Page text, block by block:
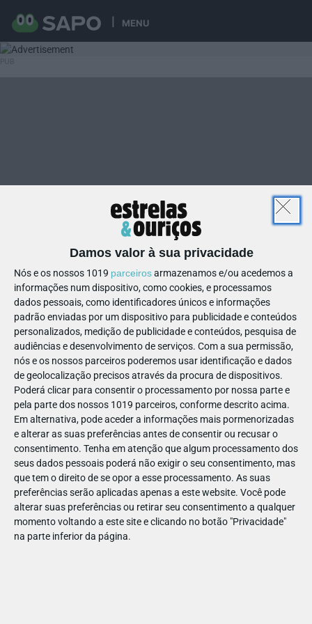
MENU
Damos valor à sua privacidade
Nós e os nossos 1019 parceirosarmazenamos e/ou acedemos a
informações num dispositivo, como cookies, e processamos
dados pessoais, como identificadores únicos e informações
padrão enviadas por um dispositivo para publicidade e conteúdos
personalizados, medição de publicidade e conteúdos, pesquisa de
audiências e desenvolvimento de serviços. Com a sua permissão,
nós e os nossos parceiros poderemos usar identificação e dados
de geolocalização precisos através da procura de dispositivos.
Poderá clicar para consentir o processamento por nossa parte e
pela parte dos nossos 1019 parceiros, conforme descrito acima.
Em alternativa, pode aceder a informações mais pormenorizadas
e alterar as suas preferências antes de consentir ou recusar o
consentimento. Tenha em atenção que algum processamento dos
seus dados pessoais poderá não exigir o seu consentimento, mas
que tem o direito de se opor a esse processamento. As suas
preferências serão aplicadas apenas a este website. Você pode
alterar suas preferências ou retirar seu consentimento a qualquer
momento voltando a este site e clicando no botão "Privacidade"
na parte inferior da página.
07
106581453537571